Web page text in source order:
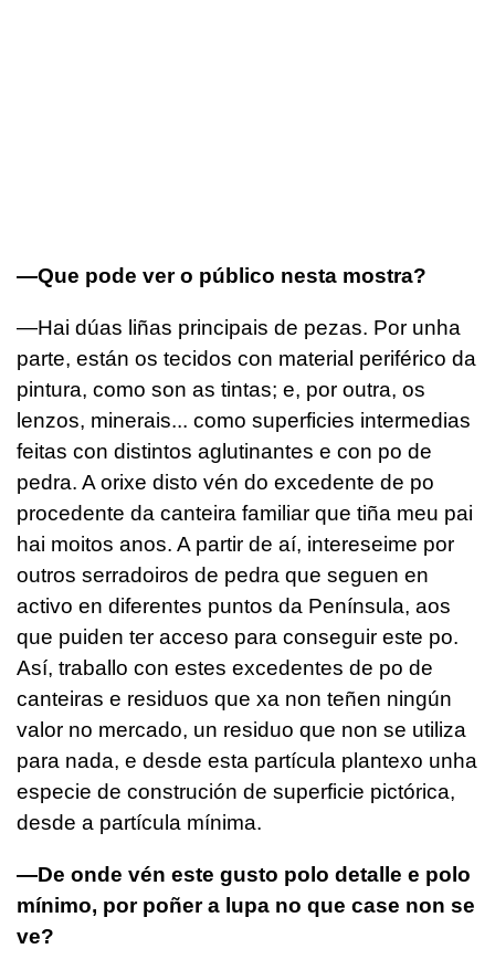
—Que pode ver o público nesta mostra?
—Hai dúas liñas principais de pezas. Por unha
parte, están os tecidos con material periférico da
pintura, como son as tintas; e, por outra, os
lenzos, minerais... como superficies intermedias
feitas con distintos aglutinantes e con po de
pedra. A orixe disto vén do excedente de po
procedente da canteira familiar que tiña meu pai
hai moitos anos. A partir de aí, intereseime por
outros serradoiros de pedra que seguen en
activo en diferentes puntos da Península, aos
que puiden ter acceso para conseguir este po.
Así, traballo con estes excedentes de po de
canteiras e residuos que xa non teñen ningún
valor no mercado, un residuo que non se utiliza
para nada, e desde esta partícula plantexo unha
especie de construción de superficie pictórica,
desde a partícula mínima.
—De onde vén este gusto polo detalle e polo
mínimo, por poñer a lupa no que case non se
ve?